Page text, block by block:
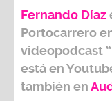
Fernando Díaz
Portocarrero
videopodcast
está en
también en